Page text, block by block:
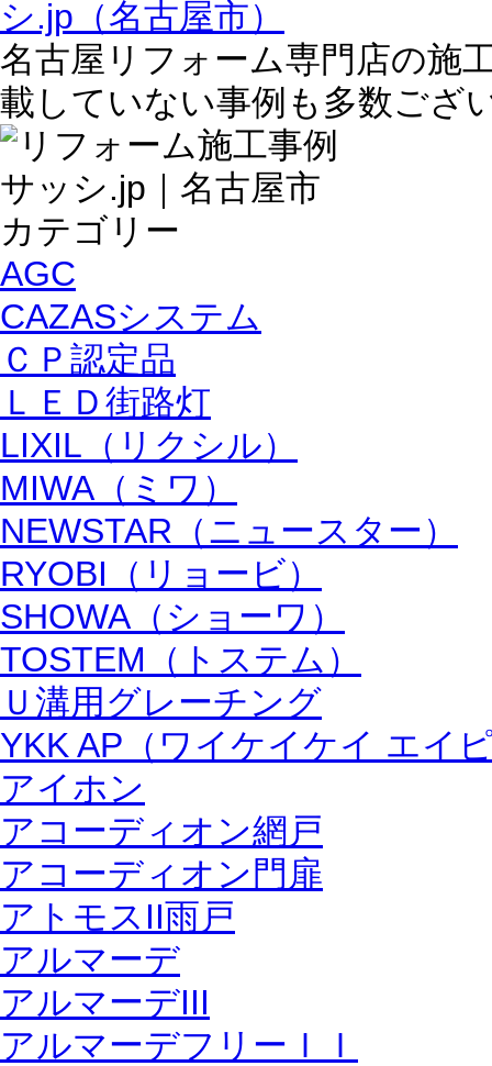
名古屋リフォーム専門店の施
載していない事例も多数ござ
AGC
CAZASシステム
ＣＰ認定品
ＬＥＤ街路灯
LIXIL（リクシル）
MIWA（ミワ）
NEWSTAR（ニュースター）
RYOBI（リョービ）
SHOWA（ショーワ）
TOSTEM（トステム）
Ｕ溝用グレーチング
YKK AP（ワイケイケイ エイ
アイホン
アコーディオン網戸
アコーディオン門扉
アトモスII雨戸
アルマーデ
アルマーデIII
アルマーデフリーＩＩ